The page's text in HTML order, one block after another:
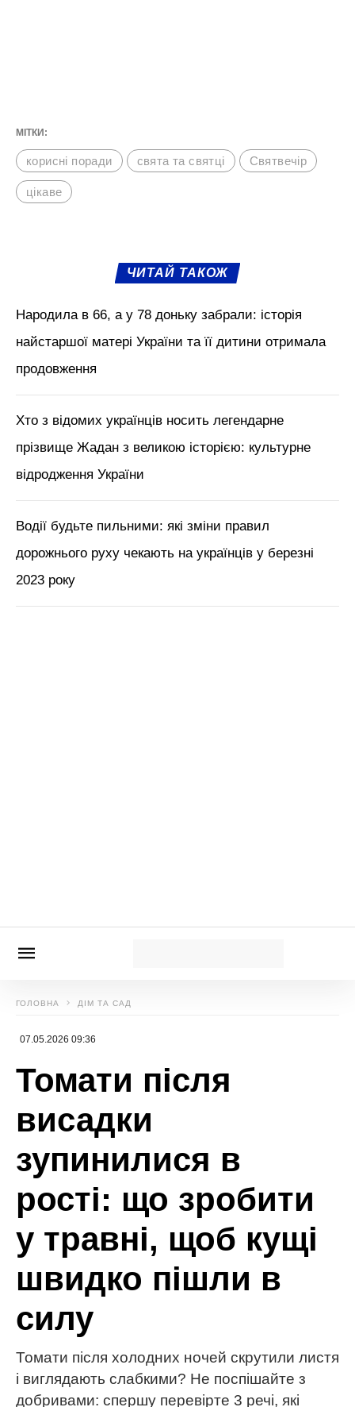
МІТКИ:
корисні поради свята та святці Святвечір
цікаве
ЧИТАЙ ТАКОЖ
Народила в 66, а у 78 доньку забрали: історія
найстаршої матері України та її дитини отримала
продовження
Хто з відомих українців носить легендарне
прізвище Жадан з великою історією: культурне
відродження України
Водії будьте пильними: які зміни правил
дорожнього руху чекають на українців у березні
2023 року